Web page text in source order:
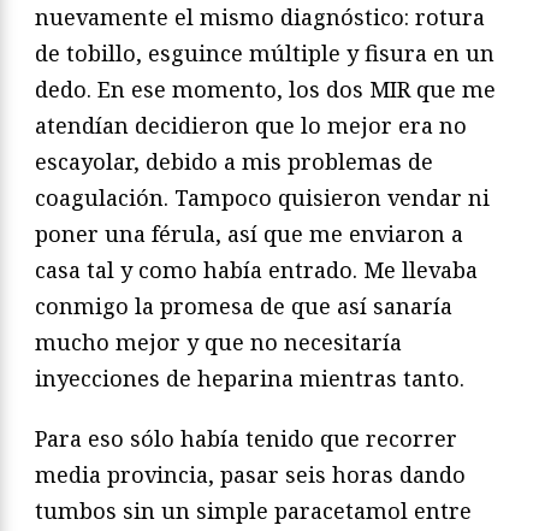
nuevamente el mismo diagnóstico: rotura
de tobillo, esguince múltiple y fisura en un
dedo. En ese momento, los dos MIR que me
atendían decidieron que lo mejor era no
escayolar, debido a mis problemas de
coagulación. Tampoco quisieron vendar ni
poner una férula, así que me enviaron a
casa tal y como había entrado. Me llevaba
conmigo la promesa de que así sanaría
mucho mejor y que no necesitaría
inyecciones de heparina mientras tanto.
Para eso sólo había tenido que recorrer
media provincia, pasar seis horas dando
tumbos sin un simple paracetamol entre